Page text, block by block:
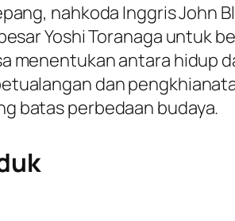
nahkoda Inggris John
Yoshi Toranaga untuk
menentukan antara hidup
dan
batas perbedaan budaya.